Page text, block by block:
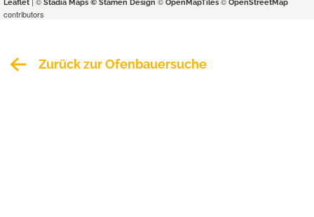
Leaflet Stadia Maps © Stamen Design OpenMapTiles OpenStreetMap
contributors
Zurück zur Ofenbauersuche